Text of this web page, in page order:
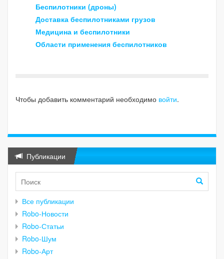
Беспилотники (дроны)
Доставка беспилотниками грузов
Медицина и беспилотники
Области применения беспилотников
Чтобы добавить комментарий необходимо войти.
Публикации
Все публикации
Robo-Новости
Robo-Статьи
Robo-Шум
Robo-Арт